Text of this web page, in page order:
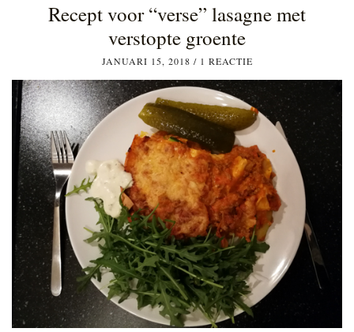
Recept voor “verse” lasagne met
verstopte groente
JANUARI 15, 2018 / 1 REACTIE